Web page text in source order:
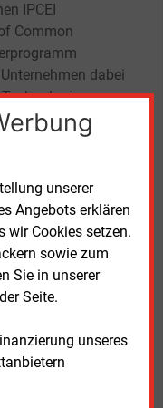
unserer
Angebots erklären
wir Cookies setzen.
sowie zum
Sie in unserer
Seite.
unseres
IPCEI
Common
Unternehmen dabei
zu
nicht rechnen
eine variable
im Vergleich zu
ausgleicht
räumt das
Wirtschaft und
für die
neue –
werden.